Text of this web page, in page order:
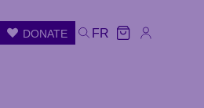
DONATE
FR